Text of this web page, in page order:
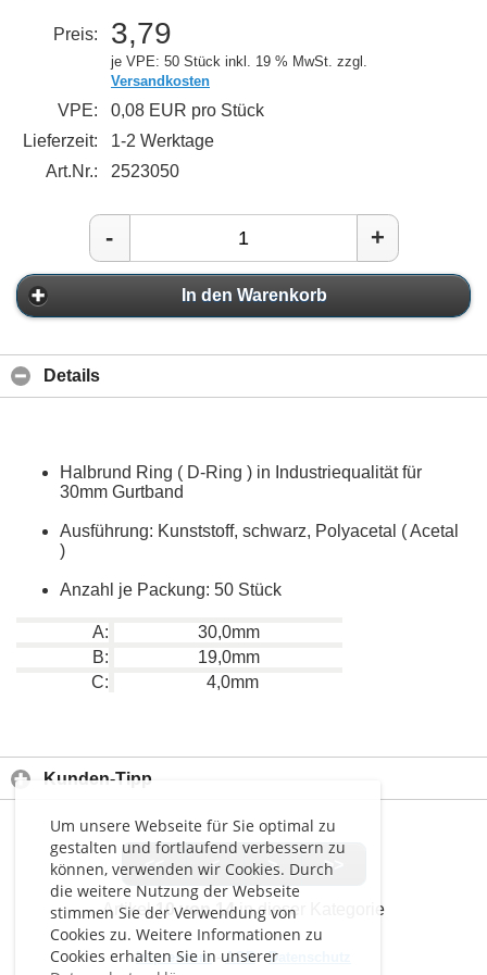
Um unsere Webseite für Sie optimal zu
gestalten und fortlaufend verbessern zu
können, verwenden wir Cookies. Durch
die weitere Nutzung der Webseite
stimmen Sie der Verwendung von
Cookies zu. Weitere Informationen zu
Cookies erhalten Sie in unserer
Preis: 3,79
je VPE: 50 Stück inkl. 19 % MwSt. zzgl.
Versandkosten
VPE:
0,08 EUR pro Stück
Lieferzeit:
1-2 Werktage
Art.Nr.:
2523050
- +
In den Warenkorb
Details
Halbrund Ring ( D-Ring ) in Industriequalität für
30mm Gurtband
Ausführung: Kunststoff, schwarz, Polyacetal ( Acetal
)
Anzahl je Packung: 50 Stück
A:
30,0mm
B:
19,0mm
C:
4,0mm
Kunden-Tipp
<< < > >>
Artikel10 von 14in dieser Kategorie
Impressum-AGB-Datenschutz